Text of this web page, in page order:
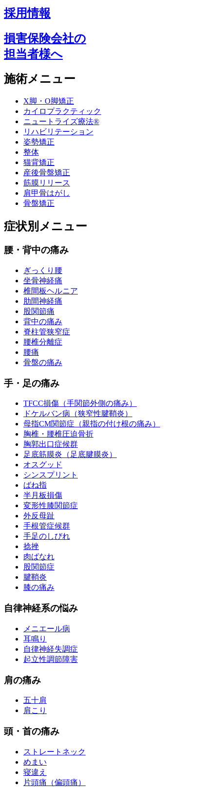
採用情報
損害保険会社の
担当者様へ
施術メニュー
X脚・O脚矯正
カイロプラクティック
ニュートライズ療法®
リハビリテーション
姿勢矯正
整体
猫背矯正
産後骨盤矯正
筋膜リリース
肩甲骨はがし
骨盤矯正
症状別メニュー
腰・背中の痛み
ぎっくり腰
坐骨神経痛
椎間板ヘルニア
肋間神経痛
股関節痛
背中の痛み
脊柱管狭窄症
腰椎分離症
腰痛
骨盤の痛み
手・足の痛み
TFCC損傷（手関節外側の痛み）
ドケルバン病（狭窄性腱鞘炎）
母指CM関節症（親指の付け根の痛み）
胸椎・腰椎圧迫骨折
胸郭出口症候群
足底筋膜炎（足底腱膜炎）
オスグッド
シンスプリント
ばね指
半月板損傷
変形性膝関節症
外反母趾
手根管症候群
手足のしびれ
捻挫
肉ばなれ
股関節症
腱鞘炎
膝の痛み
自律神経系の悩み
メニエール病
耳鳴り
自律神経失調症
起立性調節障害
肩の痛み
五十肩
肩こり
頭・首の痛み
ストレートネック
めまい
寝違え
片頭痛（偏頭痛）